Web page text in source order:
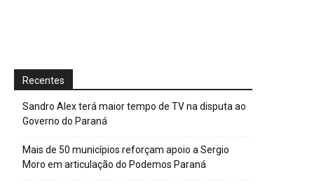
Recentes
Sandro Alex terá maior tempo de TV na disputa ao
Governo do Paraná
Mais de 50 municípios reforçam apoio a Sergio
Moro em articulação do Podemos Paraná